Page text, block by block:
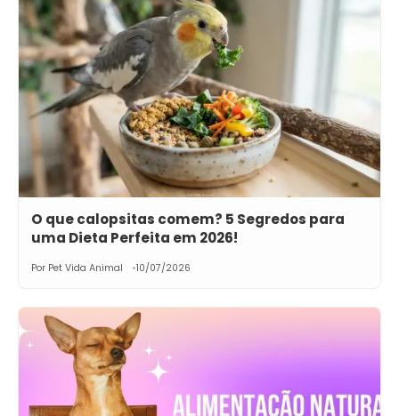
O que calopsitas comem? 5 Segredos para
uma Dieta Perfeita em 2026!
Por Pet Vida Animal 10/07/2026